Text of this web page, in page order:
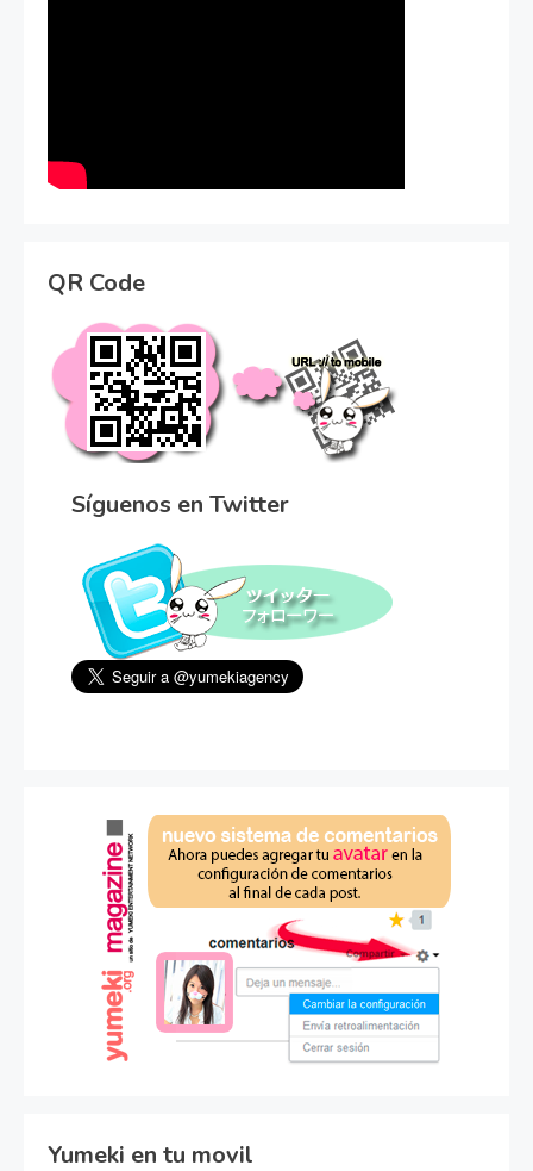
QR Code
Síguenos en Twitter
Yumeki en tu movil